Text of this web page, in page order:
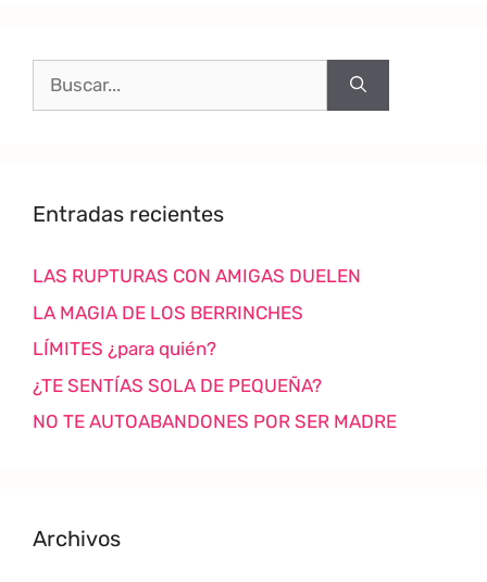
Entradas recientes
LAS RUPTURAS CON AMIGAS DUELEN
LA MAGIA DE LOS BERRINCHES
LÍMITES ¿para quién?
¿TE SENTÍAS SOLA DE PEQUEÑA?
NO TE AUTOABANDONES POR SER MADRE
Archivos